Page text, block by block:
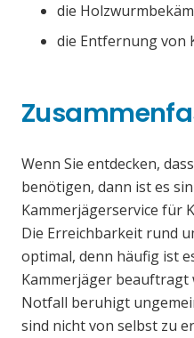
die
die Entfernung von
Wenn Sie entdecken,
benötigen, dann ist es
Kammerjägerservice für
Die Erreichbarkeit rund
optimal, denn häufig ist
Kammerjäger beauftragt
Notfall beruhigt
sind nicht von selbst zu